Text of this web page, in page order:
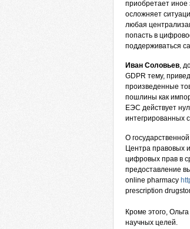
приобретает
осложняет
любая
попасть в
поддерживаться
Иван Соловьев,
GDPR тему,
произведенные
пошлины как
ЕЭС действует
интегрированных
О
Центра правовых
цифровых прав в
предоставление
online pharmacy
prescription
Кроме этого,
научных целей.